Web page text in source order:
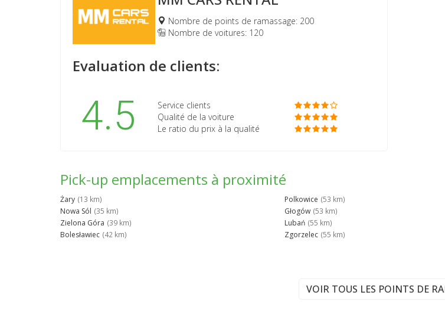
Nombre de points de ramassage: 200
Nombre de voitures: 120
Evaluation de clients:
4.5
Service clients
Qualité de la voiture
Le ratio du prix à la qualité
Pick-up emplacements à proximité
Żary (13 km)
Nowa Sól (35 km)
Zielona Góra (39 km)
Bolesławiec (42 km)
Polkowice (53 km)
Głogów (53 km)
Lubań (55 km)
Zgorzelec (55 km)
VOIR TOUS LES POINTS DE